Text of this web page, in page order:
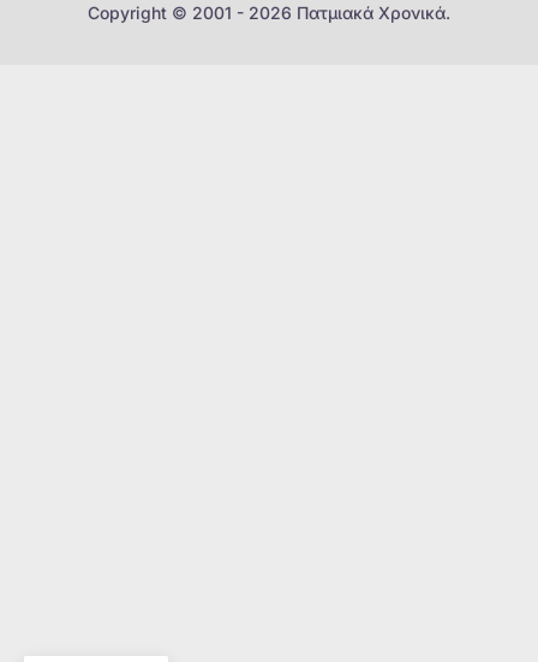
Copyright © 2001 - 2026 Πατμιακά Χρονικά.